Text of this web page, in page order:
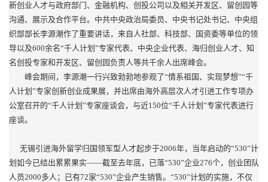
新创业人才与政府部门、金融机构、创投公司以及相关开发区、留创园等
沟通、展示及合作平台。中共中央政治局委员、中央书记处书记、中央组
织部部长李源潮作了重要讲话，来自人社部、科技部、国资委等单位的领
导以及600余名“千人计划”专家代表、中央企业代表、海归创业人才、知
名创投专家和开发区、留创园负责人等共千余人出席峰会。
峰会期间，李源潮一行兴致勃勃地参观了“情系祖国、实现梦想”“千
人计划”专家创新创业成果展，并出席由海外高层次人才引进工作专项办
公室召开的“千人计划”专家座谈会，与近150位“千人计划”专家代表进行
座谈。
无锡引进海外留学归国领军型人才起步于2006年，当年启动的“530”计
划如今已结出累累果实——截至去年底，已落“530”企业276个，创业团队
人员2000多人；已有72家“530”企业产生销售。“530”计划的实施，不仅